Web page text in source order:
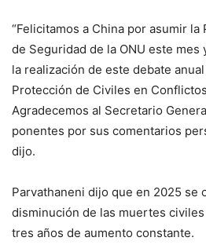
“Felicitamos a China por asumir
de Seguridad de la ONU este mes
la realización de este debate
Protección de Civiles en
Agradecemos al Secretario
ponentes por sus comentarios
dijo.
Parvathaneni dijo que en 2025 se
disminución de las muertes
tres años de aumento constante.